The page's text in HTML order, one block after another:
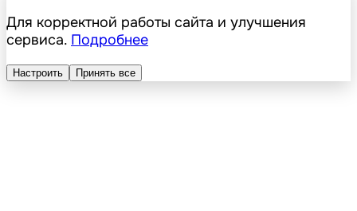
Для корректной работы сайта и улучшения
сервиса. Подробнее
Настроить Принять все